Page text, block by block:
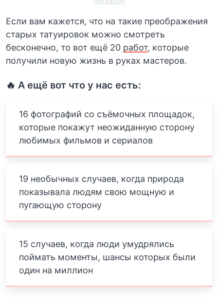
Если вам кажется, что на такие преображения
старых татуировок можно смотреть
бесконечно, то вот ещё 20 работ, которые
получили новую жизнь в руках мастеров.
🔥 А ещё вот что у нас есть:
16 фотографий со съёмочных площадок,
которые покажут неожиданную сторону
любимых фильмов и сериалов
19 необычных случаев, когда природа
показывала людям свою мощную и
пугающую сторону
15 случаев, когда люди умудрялись
поймать моменты, шансы которых были
один на миллион